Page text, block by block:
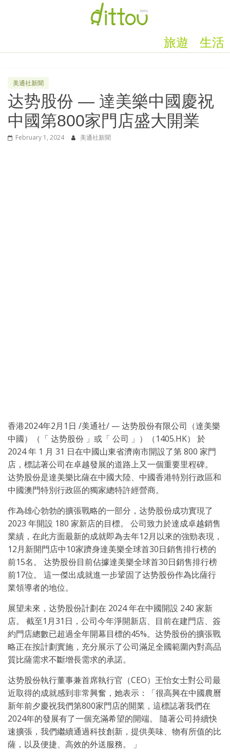
生活
旅遊
美通社新聞
达势股份 — 達美樂中國慶祝
中國第800家門店盛大開業
February 1, 2024 美通社新聞
香港2024年2月1日 /美通社/ — 达势股份有限公司（達美樂
中國）（「 达势股份 」或「 公司 」）（1405.HK） 於
2024 年 1 月 31 日在中國山東省濟南市開設了第 800 家門
店，標誌著公司在卓越發展的道路上又一個重要里程碑。
达势股份是達美樂比薩在中國大陸、中國香港特別行政區和
中國澳門特別行政區的獨家總特許經營商。
作為雄心勃勃的擴張戰略的一部分，达势股份成功實現了
2023 年開設 180 家新店的目標。 公司致力於達成卓越銷售
業績，在此方面最新的成就即為去年12月以來的強勁表現，
12月新開門店中10家躋身達美樂全球首30日銷售排行榜的
前15名。 达势股份目前佔據達美樂全球首30日銷售排行榜
前17位。 這一傑出成就進一步鞏固了达势股份作為比薩行
業領導者的地位。
展望未來，达势股份計劃在 2024 年在中國開設 240 家新
店。 截至1月31日，公司今年淨開新店、目前在建門店、簽
約門店總數已超過全年開幕目標的45%。达势股份的擴張戰
略正在按計劃實施，充分展示了公司滿足全國範圍內對高品
質比薩需求不斷增長需求的承諾。
达势股份執行董事兼首席執行官（CEO）王怡女士對公司最
近取得的成就感到非常興奮，她表示：「很高興在中國農曆
新年前夕慶祝我們第800家門店的開業，這標誌著我們在
2024年的發展有了一個充滿希望的開端。 隨著公司持續快
速擴張，我們繼續通過科技創新，提供美味、物有所值的比
薩，以及便捷、高效的外送服務。 」